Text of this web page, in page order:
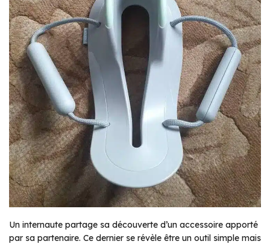
Un internaute partage sa découverte d’un accessoire apporté
par sa partenaire. Ce dernier se révèle être un outil simple mais